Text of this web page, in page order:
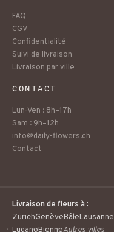
FAQ
CGV
Confidentialité
Suivi de livraison
Livraison par ville
CONTACT
Lun-Ven : 8h–17h
Sam : 9h–12h
info@daily-flowers.ch
Contact
Livraison de fleurs à :
ZurichGenèveBâleLausanne
LuganoBienneAutres villes